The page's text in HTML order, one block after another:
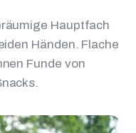
Hauptfach
Händen. Flache
Funde von